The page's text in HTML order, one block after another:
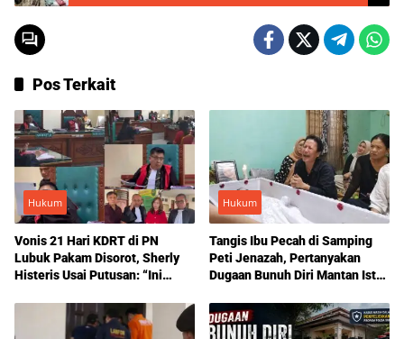
Pos Terkait
Hukum
Vonis 21 Hari KDRT di PN
Lubuk Pakam Disorot, Sherly
Histeris Usai Putusan: “Ini
Hukum
Tangis Ibu Pecah di Samping
Peti Jenazah, Pertanyakan
Dugaan Bunuh Diri Mantan Istri